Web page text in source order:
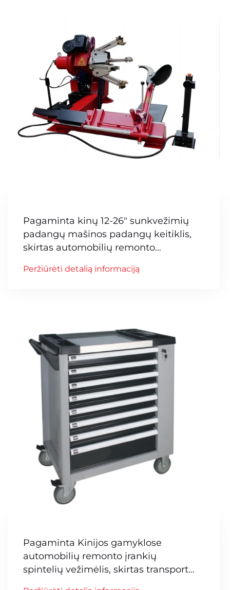
Pagaminta kinų 12-26" sunkvežimių
padangų mašinos padangų keitiklis,
skirtas automobilių remonto
Peržiūrėti detalią informaciją
Pagaminta Kinijos gamyklose
automobilių remonto įrankių
spintelių vežimėlis, skirtas transporto